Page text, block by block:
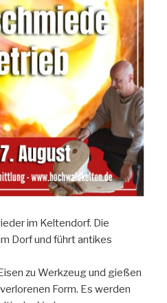
im Keltendorf. Die
Dorf und führt antikes
zu Werkzeug und gießen
Form. Es werden